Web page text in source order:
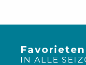
Favorieten
IN ALLE